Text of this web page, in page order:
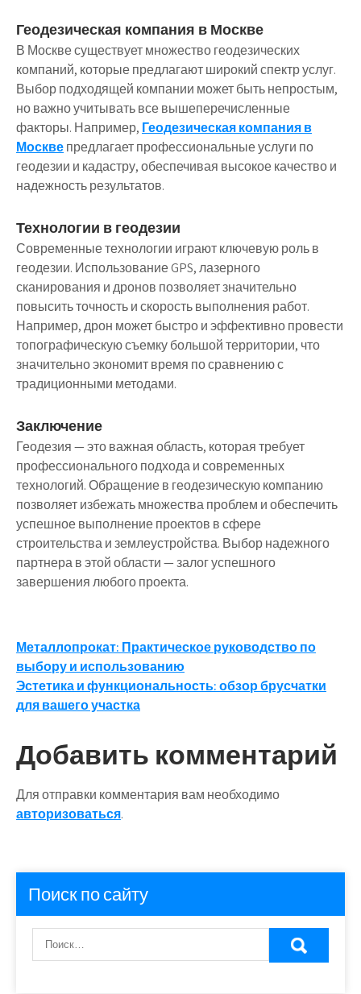
Геодезическая компания в Москве
В Москве существует множество геодезических
компаний, которые предлагают широкий спектр услуг.
Выбор подходящей компании может быть непростым,
но важно учитывать все вышеперечисленные
факторы. Например, Геодезическая компания в
Москвепредлагает профессиональные услуги по
геодезии и кадастру, обеспечивая высокое качество и
надежность результатов.
Технологии в геодезии
Современные технологии играют ключевую роль в
геодезии. Использование GPS, лазерного
сканирования и дронов позволяет значительно
повысить точность и скорость выполнения работ.
Например, дрон может быстро и эффективно провести
топографическую съемку большой территории, что
значительно экономит время по сравнению с
традиционными методами.
Заключение
Геодезия — это важная область, которая требует
профессионального подхода и современных
технологий. Обращение в геодезическую компанию
позволяет избежать множества проблем и обеспечить
успешное выполнение проектов в сфере
строительства и землеустройства. Выбор надежного
партнера в этой области — залог успешного
завершения любого проекта.
Навигация
по
записям
Металлопрокат: Практическое руководство по
выбору и использованию
Эстетика и функциональность: обзор брусчатки
для вашего участка
Добавить комментарий
Для отправки комментария вам необходимо
авторизоваться.
Поиск по сайту